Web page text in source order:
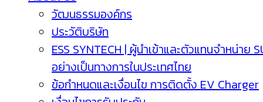
วัฒนธรรมองค์กร
ประวัติบริษัท
ESS SYNTECH | ผู้นำเข้าและตัวแทนจำหน่าย
อย่างเป็นทางการในประเทศไทย
ข้อกำหนดและเงื่อนไข การติดตั้ง EV Charger